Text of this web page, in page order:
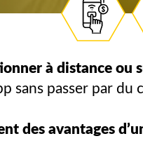
à distance ou
sans passer par du
des avantages